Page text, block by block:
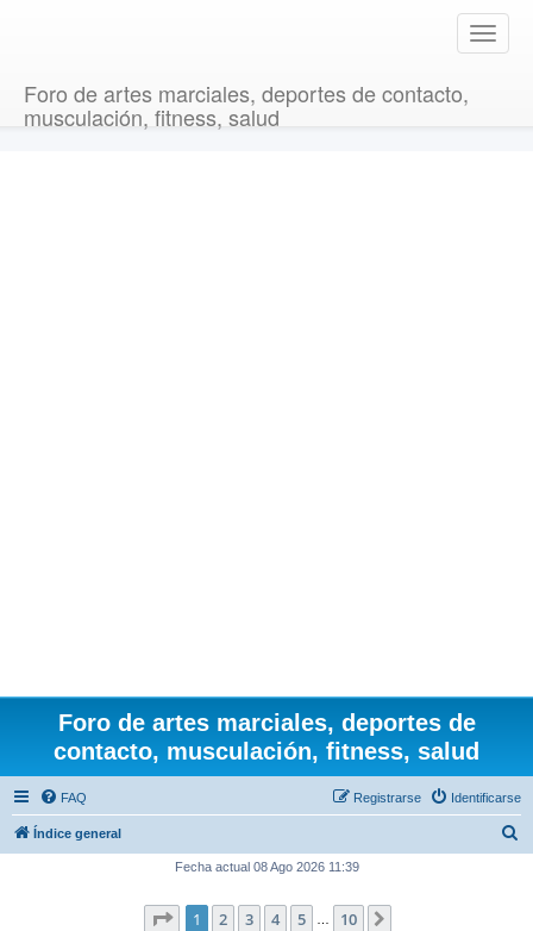
T
o
Foro de artes marciales, deportes de contacto,
musculación, fitness, salud
Foro de artes marciales, deportes de
contacto, musculación, fitness, salud
FAQ Identificarse
Registrarse
Índice general
Fecha actual 08 Ago 2026 11:39
Página de 10
1 2 3 4 5 10